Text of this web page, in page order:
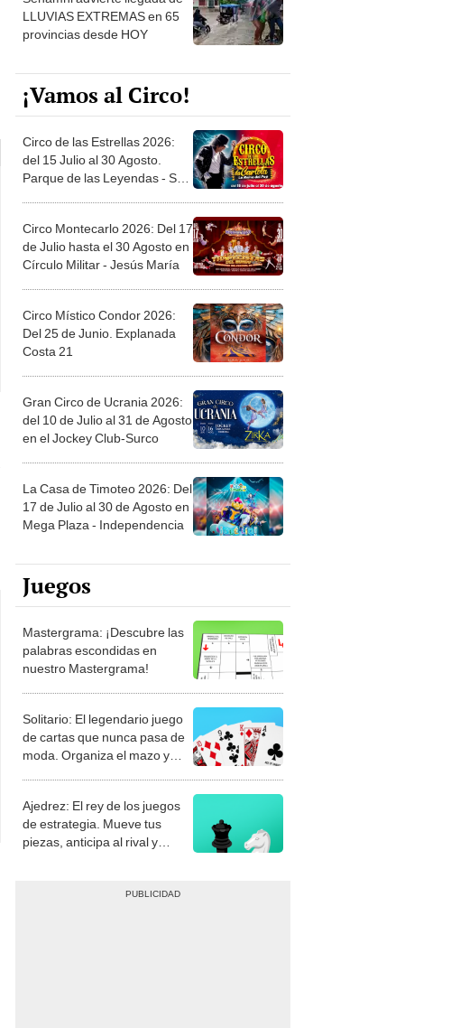
LLUVIAS EXTREMAS en 65
provincias desde HOY
¡Vamos al Circo!
Circo de las Estrellas 2026:
del 15 Julio al 30 Agosto.
Parque de las Leyendas - San
Circo Montecarlo 2026: Del 17
de Julio hasta el 30 Agosto en
Círculo Militar - Jesús María
Circo Místico Condor 2026:
Del 25 de Junio. Explanada
Costa 21
Gran Circo de Ucrania 2026:
del 10 de Julio al 31 de Agosto
en el Jockey Club-Surco
La Casa de Timoteo 2026: Del
17 de Julio al 30 de Agosto en
Mega Plaza - Independencia
Juegos
Mastergrama: ¡Descubre las
palabras escondidas en
nuestro Mastergrama!
Solitario: El legendario juego
de cartas que nunca pasa de
moda. Organiza el mazo y
Ajedrez: El rey de los juegos
de estrategia. Mueve tus
piezas, anticipa al rival y